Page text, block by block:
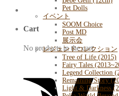
Cart
No products in the cart.
Pet Dolls
イベント
SOOM Choice
Post MD
展示会
レジェンドコレクション
Tree of Life (2015)
Fairy Tales
Legend Collection
Remaining Story
Light & Darkness